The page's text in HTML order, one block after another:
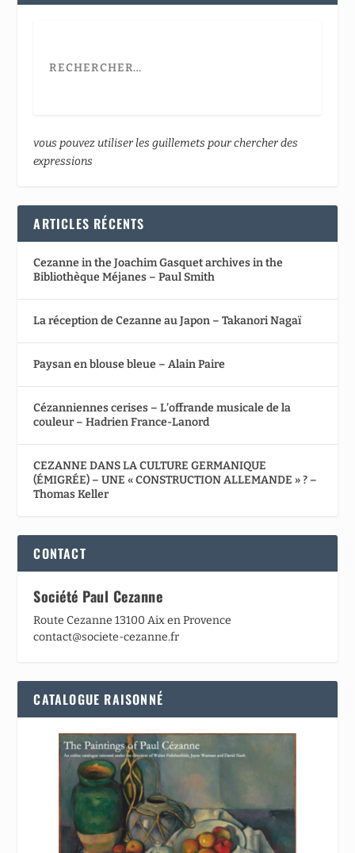
vous pouvez utiliser les guillemets pour chercher des
expressions
ARTICLES RÉCENTS
Cezanne in the Joachim Gasquet archives in the
Bibliothèque Méjanes – Paul Smith
La réception de Cezanne au Japon – Takanori Nagaï
Paysan en blouse bleue – Alain Paire
Cézanniennes cerises – L’offrande musicale de la
couleur – Hadrien France-Lanord
CEZANNE DANS LA CULTURE GERMANIQUE
(ÉMIGRÉE) – UNE « CONSTRUCTION ALLEMANDE » ? –
Thomas Keller
CONTACT
Société Paul Cezanne
Route Cezanne 13100 Aix en Provence
contact@societe-cezanne.fr
CATALOGUE RAISONNÉ